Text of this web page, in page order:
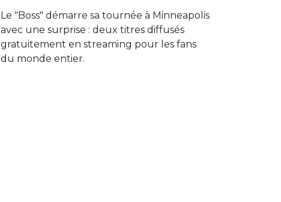
Le "Boss" démarre sa tournée à Minneapolis
avec une surprise : deux titres diffusés
gratuitement en streaming pour les fans
du monde entier.